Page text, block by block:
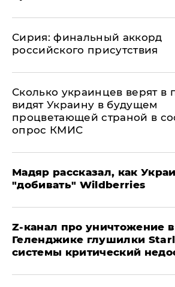
​Сирия: финальный аккорд
российского присутствия
Сколько украинцев верят в
видят Украину в будущем
процветающей страной в
опрос КМИС
Мадяр рассказал, как
"добивать" Wildberries
Z-канал про уничтожение в
Геленджике глушилки
системы критический